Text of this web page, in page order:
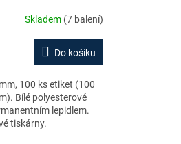
R
M
A
Skladem (7 balení)
Do košíku
100 ks etiket (100
Bílé polyesterové
lepidlem.
tiskárny.